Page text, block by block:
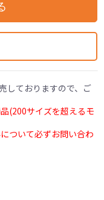
しておりますので、ご
(200サイズを超えるモ
ついて必ずお問い合わ